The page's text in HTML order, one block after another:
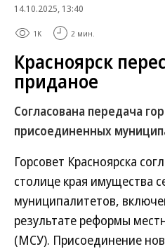
14.10.2025, 13:40
1K 2 мин.
Красноярск
приданое
Согласована передача
присоединенных
Горсовет Красноярска
столице края имущества
муниципалитетов,
результате реформы
(МСУ). Присоединение